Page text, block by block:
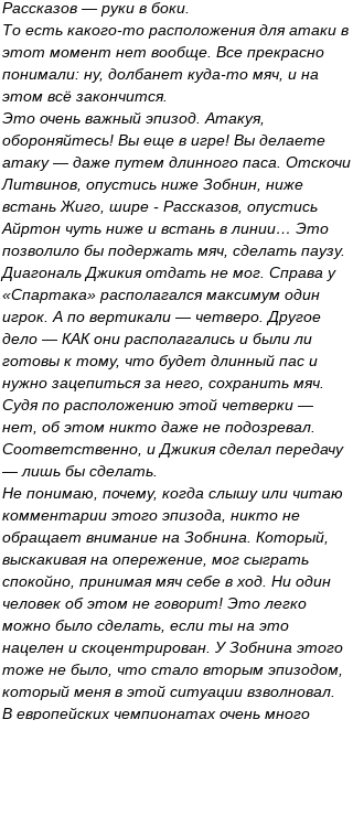
Рассказов — руки в боки.
То есть какого-то расположения для атаки в
этот момент нет вообще. Все прекрасно
понимали: ну, долбанет куда-то мяч, и на
этом всё закончится.
Это очень важный эпизод. Атакуя,
обороняйтесь! Вы еще в игре! Вы делаете
атаку — даже путем длинного паса. Отскочи
Литвинов, опустись ниже Зобнин, ниже
встань Жиго, шире - Рассказов, опустись
Айртон чуть ниже и встань в линии… Это
позволило бы подержать мяч, сделать паузу.
Диагональ Джикия отдать не мог. Справа у
«Спартака» располагался максимум один
игрок. А по вертикали — четверо. Другое
дело — КАК они располагались и были ли
готовы к тому, что будет длинный пас и
нужно зацепиться за него, сохранить мяч.
Судя по расположению этой четверки —
нет, об этом никто даже не подозревал.
Соответственно, и Джикия сделал передачу
— лишь бы сделать.
Не понимаю, почему, когда слышу или читаю
комментарии этого эпизода, никто не
обращает внимание на Зобнина. Который,
выскакивая на опережение, мог сыграть
спокойно, принимая мяч себе в ход. Ни один
человек об этом не говорит! Это легко
можно было сделать, если ты на это
нацелен и скоцентрирован. У Зобнина этого
тоже не было, что стало вторым эпизодом,
который меня в этой ситуации взволновал.
В европейских чемпионатах очень много